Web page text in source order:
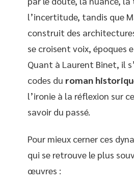
l’incertitude, tandis que
construit des
se croisent voix, époques
Quant à Laurent Binet, il
codes du roman
l’ironie à la réflexion sur
savoir du passé.
Pour mieux cerner ces
qui se retrouve le plus
œuvres :